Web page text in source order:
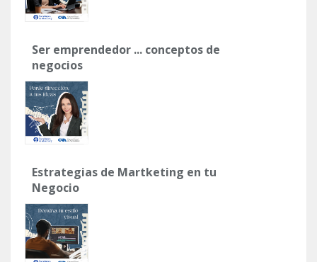
Ser emprendedor ... conceptos de
negocios
Estrategias de Martketing en tu
Negocio